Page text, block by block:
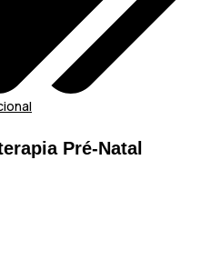
Pré-Natal